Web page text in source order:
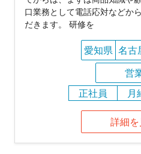
口業務として電話応対などか
だきます。 研修を
愛知県 名古
営
正社員
月
詳細を